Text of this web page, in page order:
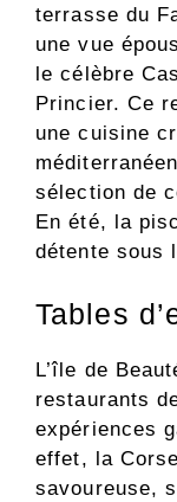
terrasse du
une vue
le célèbre
Princier. Ce
une cuisine
sélection de
En été, la
détente sous
Tables
L’île de
restaurants
expériences
effet, la
savoureuse,